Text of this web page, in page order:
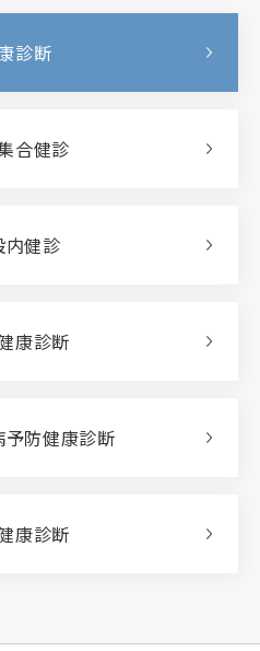
診断
合健診
内健診
康診断
防健康診断
康診断